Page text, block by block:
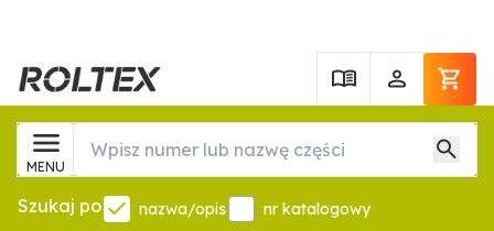
MENU
Szukaj po nazwa/opis nr katalogowy